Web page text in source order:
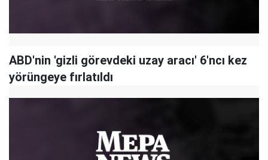
ABD'nin 'gizli görevdeki uzay aracı' 6'ncı kez
yörüngeye fırlatıldı